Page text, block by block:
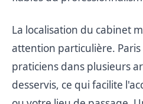
La localisation du cabinet
attention particulière. Paris
praticiens dans plusieurs
desservis, ce qui facilite